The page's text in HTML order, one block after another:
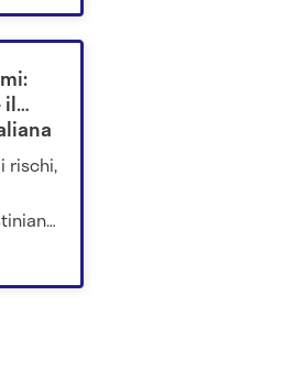
il
rischi,